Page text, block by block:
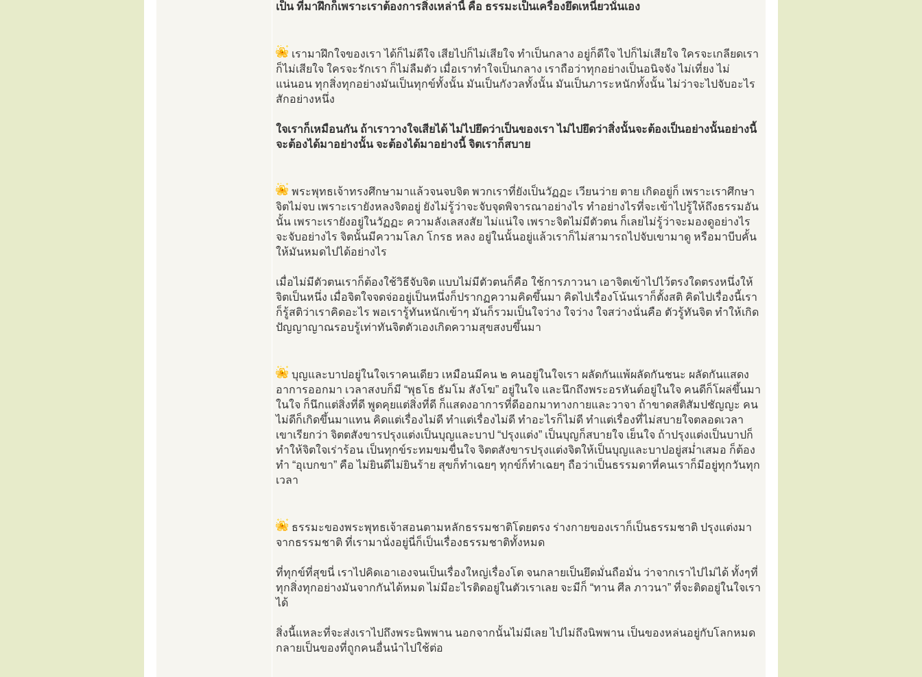
เป็น ที่มาฝึกก็เพราะเราต้องการสิ่งเหล่านี้ คือ ธรรมะเป็นเครื่องยึดเหนี่ยวนั่นเอง
เรามาฝึกใจของเรา ได้ก็ไม่ดีใจ เสียไปก็ไม่เสียใจ ทำเป็นกลาง อยู่ก็ดีใจ ไปก็ไม่เสียใจ ใครจะเกลียดเรา
ก็ไม่เสียใจ ใครจะรักเรา ก็ไม่ลืมตัว เมื่อเราทำใจเป็นกลาง เราถือว่าทุกอย่างเป็นอนิจจัง ไม่เที่ยง ไม่
แน่นอน ทุกสิ่งทุกอย่างมันเป็นทุกข์ทั้งนั้น มันเป็นกังวลทั้งนั้น มันเป็นภาระหนักทั้งนั้น ไม่ว่าจะไปจับอะไร
สักอย่างหนึ่ง
ใจเราก็เหมือนกัน ถ้าเราวางใจเสียได้ ไม่ไปยึดว่าเป็นของเรา ไม่ไปยึดว่าสิ่งนั้นจะต้องเป็นอย่างนั้นอย่างนี้
จะต้องได้มาอย่างนั้น จะต้องได้มาอย่างนี้ จิตเราก็สบาย
พระพุทธเจ้าทรงศึกษามาแล้วจนจบจิต พวกเราที่ยังเป็นวัฏฏะ เวียนว่าย ตาย เกิดอยู่ก็ เพราะเราศึกษา
จิตไม่จบ เพราะเรายังหลงจิตอยู่ ยังไม่รู้ว่าจะจับจุดพิจารณาอย่างไร ทำอย่างไรที่จะเข้าไปรู้ให้ถึงธรรมอัน
นั้น เพราะเรายังอยู่ในวัฏฏะ ความลังเลสงสัย ไม่แน่ใจ เพราะจิตไม่มีตัวตน ก็เลยไม่รู้ว่าจะมองดูอย่างไร
จะจับอย่างไร จิตนั้นมีความโลภ โกรธ หลง อยู่ในนั้นอยู่แล้วเราก็ไม่สามารถไปจับเขามาดู หรือมาบีบคั้น
ให้มันหมดไปได้อย่างไร
เมื่อไม่มีตัวตนเราก็ต้องใช้วิธีจับจิต แบบไม่มีตัวตนก็คือ ใช้การภาวนา เอาจิตเข้าไปไว้ตรงใดตรงหนึ่งให้
จิตเป็นหนึ่ง เมื่อจิตใจจดจ่ออยู่เป็นหนึ่งก็ปรากฏความคิดขึ้นมา คิดไปเรื่องโน้นเราก็ตั้งสติ คิดไปเรื่องนี้เรา
ก็รู้สติว่าเราคิดอะไร พอเรารู้ทันหนักเข้าๆ มันก็รวมเป็นใจว่าง ใจว่าง ใจสว่างนั่นคือ ตัวรู้ทันจิต ทำให้เกิด
ปัญญาญาณรอบรู้เท่าทันจิตตัวเองเกิดความสุขสงบขึ้นมา
บุญและบาปอยู่ในใจเราคนเดียว เหมือนมีคน ๒ คนอยู่ในใจเรา ผลัดกันแพ้ผลัดกันชนะ ผลัดกันแสดง
อาการออกมา เวลาสงบก็มี “พุธโธ ธัมโม สังโฆ” อยู่ในใจ และนึกถึงพระอรหันต์อยู่ในใจ คนดีก็โผล่ขึ้นมา
ในใจ ก็นึกแต่สิ่งที่ดี พูดคุยแต่สิ่งที่ดี ก็แสดงอาการที่ดีออกมาทางกายและวาจา ถ้าขาดสติสัมปชัญญะ คน
ไม่ดีก็เกิดขึ้นมาแทน คิดแต่เรื่องไม่ดี ทำแต่เรื่องไม่ดี ทำอะไรก็ไม่ดี ทำแต่เรื่องที่ไม่สบายใจตลอดเวลา
เขาเรียกว่า จิตตสังขารปรุงแต่งเป็นบุญและบาป “ปรุงแต่ง” เป็นบุญก็สบายใจ เย็นใจ ถ้าปรุงแต่งเป็นบาปก็
ทำให้จิตใจเร่าร้อน เป็นทุกข์ระทมขมขื่นใจ จิตตสังขารปรุงแต่งจิตให้เป็นบุญและบาปอยู่สม่ำเสมอ ก็ต้อง
ทำ “อุเบกขา” คือ ไม่ยินดีไม่ยินร้าย สุขก็ทำเฉยๆ ทุกข์ก็ทำเฉยๆ ถือว่าเป็นธรรมดาที่คนเราก็มีอยู่ทุกวันทุก
เวลา
ธรรมะของพระพุทธเจ้าสอนตามหลักธรรมชาติโดยตรง ร่างกายของเราก็เป็นธรรมชาติ ปรุงแต่งมา
จากธรรมชาติ ที่เรามานั่งอยู่นี่ก็เป็นเรื่องธรรมชาติทั้งหมด
ที่ทุกข์ที่สุขนี่ เราไปคิดเอาเองจนเป็นเรื่องใหญ่เรื่องโต จนกลายเป็นยึดมั่นถือมั่น ว่าจากเราไปไม่ได้ ทั้งๆที่
ทุกสิ่งทุกอย่างมันจากกันได้หมด ไม่มีอะไรติดอยู่ในตัวเราเลย จะมีก็ “ทาน ศีล ภาวนา” ที่จะติดอยู่ในใจเรา
ได้
สิ่งนี้แหละที่จะส่งเราไปถึงพระนิพพาน นอกจากนั้นไม่มีเลย ไปไม่ถึงนิพพาน เป็นของหล่นอยู่กับโลกหมด
กลายเป็นของที่ถูกคนอื่นนำไปใช้ต่อ